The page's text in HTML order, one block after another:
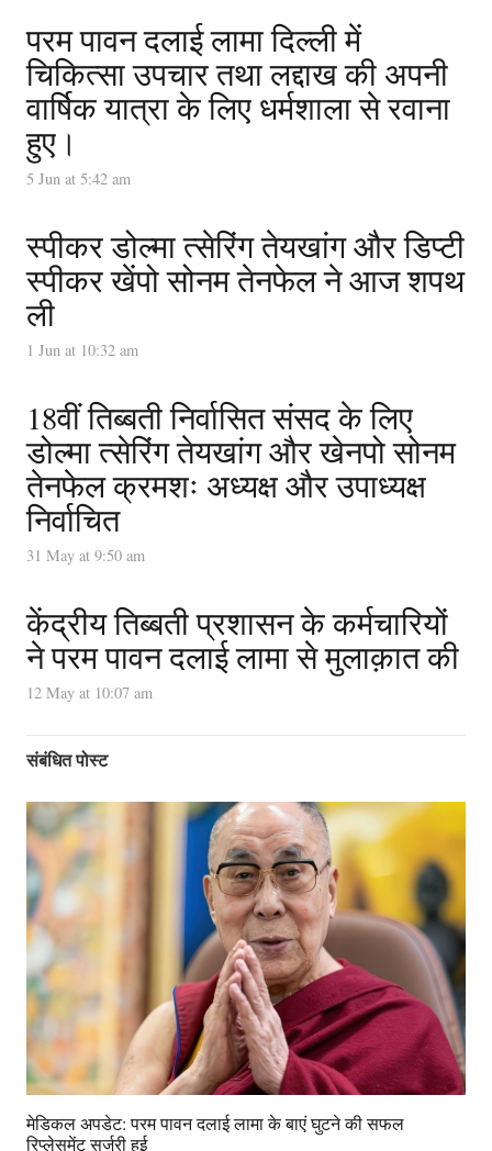
परम पावन दलाई लामा दिल्ली में
चिकित्सा उपचार तथा लद्दाख की अपनी
वार्षिक यात्रा के लिए धर्मशाला से रवाना
हुए।
5 Jun at 5:42 am
स्पीकर डोल्मा त्सेरिंग तेयखांग और डिप्टी
स्पीकर खेंपो सोनम तेनफेल ने आज शपथ
ली
1 Jun at 10:32 am
18वीं तिब्बती निर्वासित संसद के लिए
डोल्मा त्सेरिंग तेयखांग और खेनपो सोनम
तेनफेल क्रमशः अध्यक्ष और उपाध्यक्ष
निर्वाचित
31 May at 9:50 am
केंद्रीय तिब्बती प्रशासन के कर्मचारियों
ने परम पावन दलाई लामा से मुलाक़ात की
12 May at 10:07 am
संबंधित पोस्ट
मेडिकल अपडेट: परम पावन दलाई लामा के बाएं घुटने की सफल
रिप्लेसमेंट सर्जरी हुई